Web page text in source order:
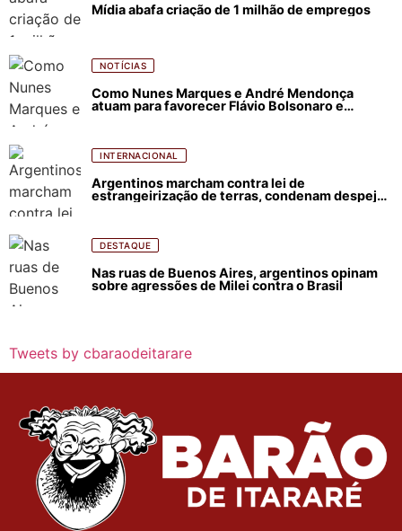
Mídia abafa criação de 1 milhão de empregos
NOTÍCIAS
Como Nunes Marques e André Mendonça
atuam para favorecer Flávio Bolsonaro e
INTERNACIONAL
Argentinos marcham contra lei de
estrangeirização de terras, condenam despejos
DESTAQUE
Nas ruas de Buenos Aires, argentinos opinam
sobre agressões de Milei contra o Brasil
Tweets by cbaraodeitarare